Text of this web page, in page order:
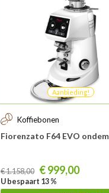
Aanbieding!
Koffiebonen
Fiorenzato F64 EVO
Prijs
€ 1.158,00 € 999,00
U bespaart 13 %